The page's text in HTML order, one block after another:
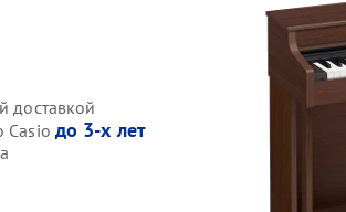
доставкой
Casio до 3-х лет